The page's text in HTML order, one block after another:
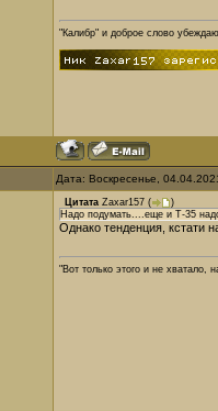
"Калибр" и доброе слово
Дата: Воскресенье,
Цитата Zaxar157 (
)
Надо подумать....еще и Т-35
Однако тенденция, кстати
"Вот только этого и не